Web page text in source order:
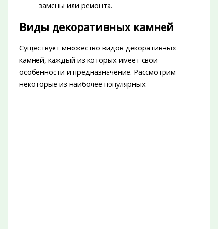
замены или ремонта.
Виды декоративных камней
Существует множество видов декоративных
камней, каждый из которых имеет свои
особенности и предназначение. Рассмотрим
некоторые из наиболее популярных: